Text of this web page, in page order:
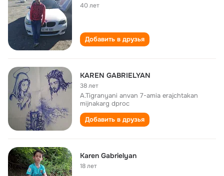
40 лет
Добавить в друзья
KAREN GABRIELYAN
38 лет
A.Tigranyani anvan 7-amia erajchtakan
mijnakarg dproc
Добавить в друзья
Karen Gabrielyan
18 лет